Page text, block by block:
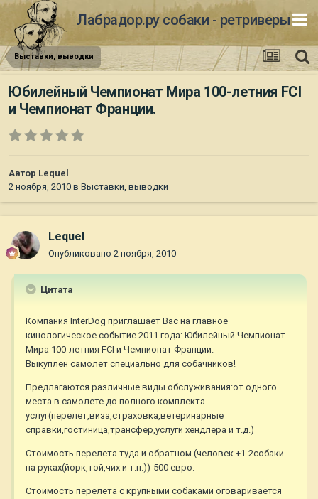
Лабрадор.ру собаки - ретриверы
Выставки, выводки
Юбилейный Чемпионат Мира 100-летния FCI
и Чемпионат Франции.
Автор Lequel
2 ноября, 2010 в Выставки, выводки
Lequel
Опубликовано 2 ноября, 2010
Цитата
Компания InterDog приглашает Вас на главное
кинологическое событие 2011 года: Юбилейный Чемпионат
Мира 100-летния FCI и Чемпионат Франции.
Выкуплен самолет специально для собачников!
Предлагаются различные виды обслуживания:от одного
места в самолете до полного комплекта
услуг(перелет,виза,страховка,ветеринарные
справки,гостиница,трансфер,услуги хендлера и т.д.)
Стоимость перелета туда и обратном (человек +1-2собаки
на руках(йорк,той,чих и т.п.))-500 евро.
Стоимость перелета с крупными собаками оговаривается